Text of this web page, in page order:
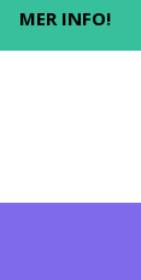
MER INFO!